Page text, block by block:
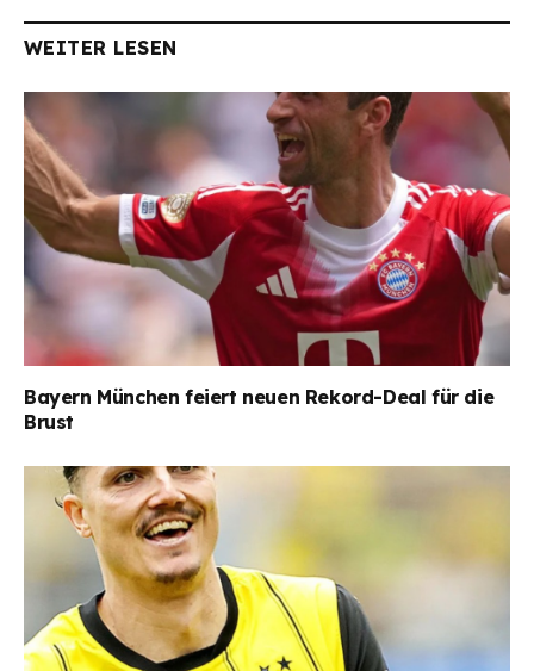
WEITER LESEN
Bayern München feiert neuen Rekord-Deal für die
Brust